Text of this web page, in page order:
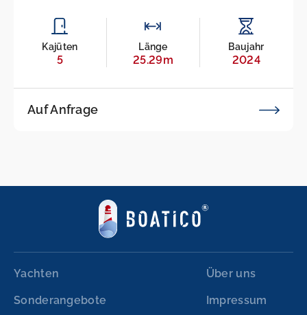
Kajüten
5
Länge
25.29m
Baujahr
2024
Auf Anfrage
Yachten
Sonderangebote
Über uns
Impressum